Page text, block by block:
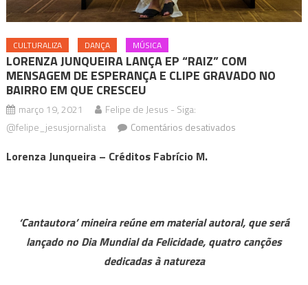
CULTURALIZA DANÇA MÚSICA
LORENZA JUNQUEIRA LANÇA EP “RAIZ” COM
MENSAGEM DE ESPERANÇA E CLIPE GRAVADO NO
BAIRRO EM QUE CRESCEU
março 19, 2021
Felipe de Jesus - Siga:
@felipe_jesusjornalista
Comentários desativadosem
COM
MENSAGEM
Lorenza Junqueira – Créditos Fabrício M.
‘Cantautora’ mineira reúne em material autoral, que será
lançado no Dia Mundial da Felicidade, quatro canções
dedicadas à natureza